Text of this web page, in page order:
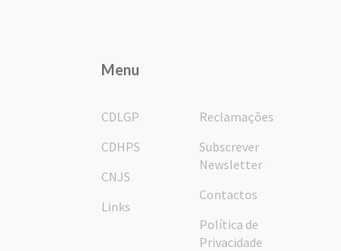
Menu
CDLGP
CDHPS
CNJS
Links
Reclamações
Subscrever
Newsletter
Contactos
Política de
Privacidade